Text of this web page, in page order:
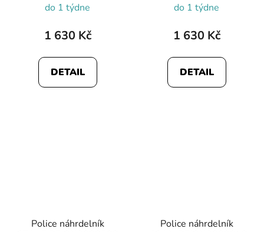
do 1 týdne
1 630 Kč
DETAIL
do 1 týdne
1 630 Kč
DETAIL
Police náhrdelník
Police náhrdelník